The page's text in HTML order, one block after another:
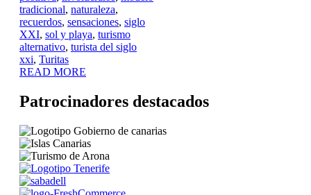
tradicional, naturaleza,
recuerdos, sensaciones, siglo
XXI, sol y playa, turismo
alternativo, turista del siglo
xxi, Turitas
READ MORE
Patrocinadores destacados